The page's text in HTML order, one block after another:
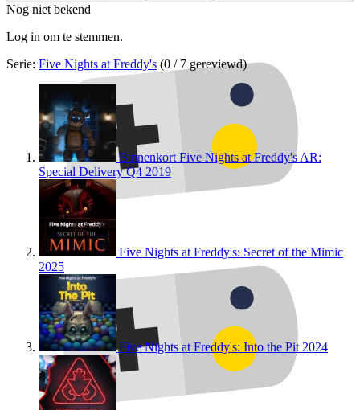
Nog niet bekend
Log in om te stemmen.
Serie: Five Nights at Freddy's (0 / 7 gereviewd)
Binnenkort Five Nights at Freddy's AR:
Special DeliveryQ4 2019
Five Nights at Freddy's: Secret of the Mimic
2025
Five Nights at Freddy's: Into the Pit 2024